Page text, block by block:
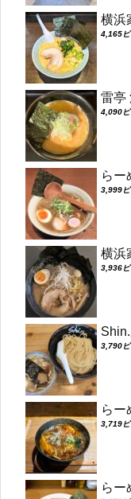
横浜
4,165ビ
雷亭
4,090ビ
らー
3,999ビ
横浜
3,936ビ
3,790ビ
らー
3,719ビ
らー